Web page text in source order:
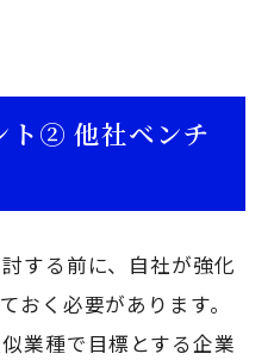
ト② 他社ベンチ
する前に、自社が強化
おく必要があります。
業種で目標とする企業